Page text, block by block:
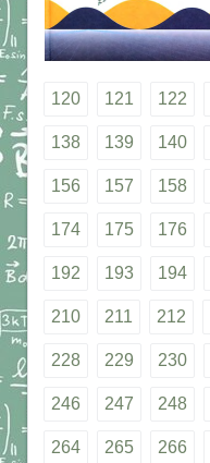
120 121 122
138 139 140
156 157 158
174 175 176
192 193 194
210 211 212
228 229 230
246 247 248
264 265 266